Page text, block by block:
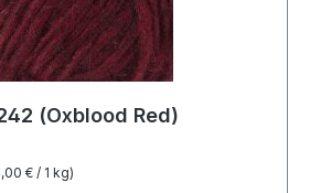
(Oxblood Red)
€ / 1 kg)